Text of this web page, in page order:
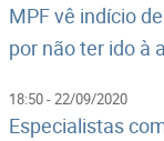
MPF vê indício
por não ter ido à
18:50 - 22/09/2020
Especialistas